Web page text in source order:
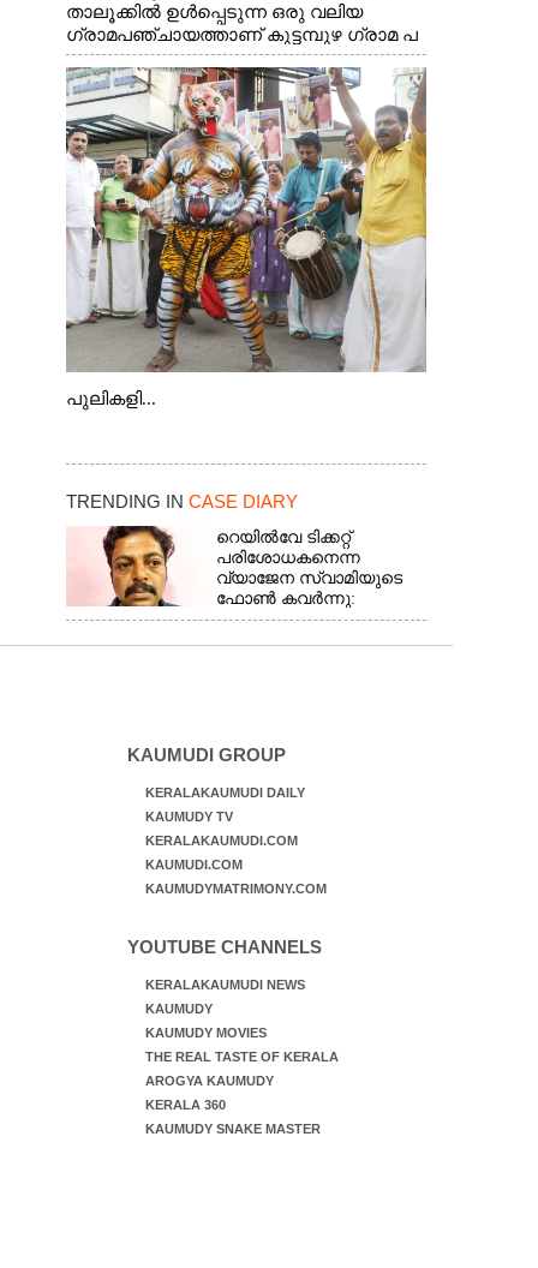
താലൂക്കിൽ ഉൾപ്പെടുന്ന ഒരു വലിയ
ഗ്രാമപഞ്ചായത്താണ് കുട്ടമ്പുഴ ഗ്രാമ പ
ഞ്ചായത്ത്. ആദിവാസി ഊരുകളായ
വെള്ളാരംകുത്ത്, കത്തിപ്പാറ, ഉറിയംപെട്ടി,
തേക്കല്ല്, വെട്ടിക്കല്ല്, മഞ്ചപ്പാറ എന്നീ
ആറു സ്ഥലങ്ങളിലേക്കുള്ള പ്രധാന
സഞ്ചാര മാർഗമാണ് ഈ കാണുന്ന
കടത്ത് വള്ളം
പുലികളി...
TRENDING IN CASE DIARY
റെയിൽവേ ടിക്കറ്റ്
പരിശോധകനെന്ന
വ്യാജേന സ്വാമിയുടെ
ഫോൺ കവർന്നു:
കൊച്ചിയിൽ പിടിയിലായത്
KAUMUDI GROUP
KERALAKAUMUDI DAILY
KAUMUDY TV
KERALAKAUMUDI.COM
KAUMUDI.COM
KAUMUDYMATRIMONY.COM
YOUTUBE CHANNELS
KERALAKAUMUDI NEWS
KAUMUDY
KAUMUDY MOVIES
THE REAL TASTE OF KERALA
AROGYA KAUMUDY
KERALA 360
KAUMUDY SNAKE MASTER